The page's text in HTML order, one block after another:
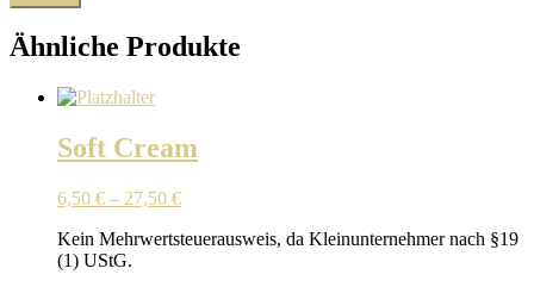
Ähnliche Produkte
Soft Cream
6,50 € – 27,50 €
Kein Mehrwertsteuerausweis, da Kleinunternehmer nach §19
(1) UStG.